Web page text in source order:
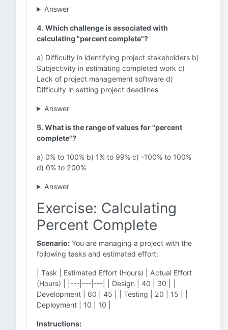
Answer
4. Which challenge is associated with
calculating "percent complete"?
a) Difficulty in identifying project stakeholders b)
Subjectivity in estimating completed work c)
Lack of project management software d)
Difficulty in setting project deadlines
Answer
5. What is the range of values for "percent
complete"?
a) 0% to 100% b) 1% to 99% c) -100% to 100%
d) 0% to 200%
Answer
Exercise: Calculating
Percent Complete
Scenario: You are managing a project with the
following tasks and estimated effort:
| Task | Estimated Effort (Hours) | Actual Effort
(Hours) | |---|---|---| | Design | 40 | 30 | |
Development | 60 | 45 | | Testing | 20 | 15 | |
Deployment | 10 | 10 |
Instructions: